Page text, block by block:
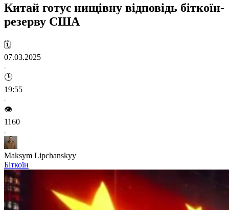
Китай готує нищівну відповідь біткоїн-
резерву США
🗓️
07.03.2025
🕒
19:55
👁️
1160
Maksym Lipchanskyy
Біткоїн